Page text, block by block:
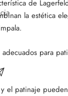
de
la estética
para
el patinaje